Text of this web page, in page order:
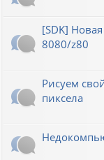
[SDK]
8080/z80
Рисуем
пиксела